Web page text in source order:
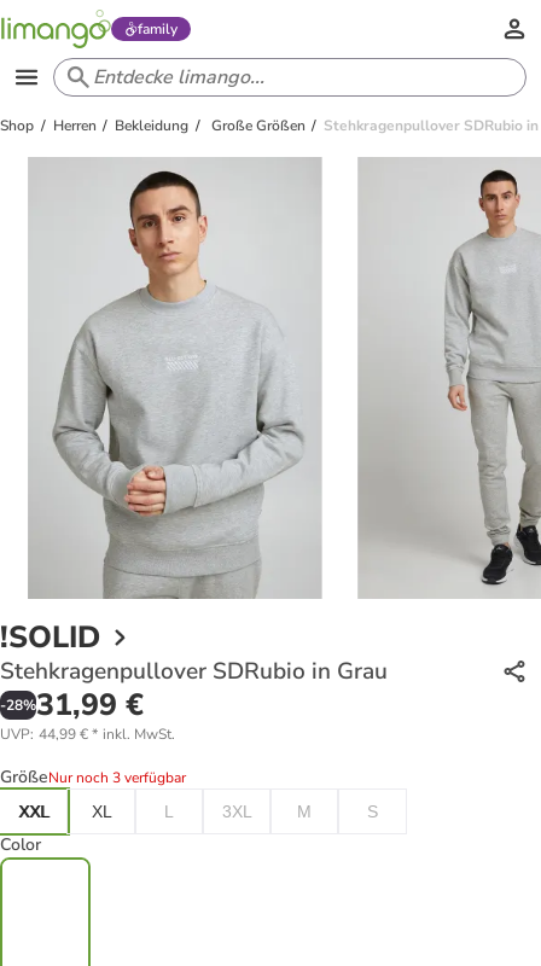
family
Shop Herren Bekleidung Große Größen Stehkragenpullover SDRubio
!SOLID
Stehkragenpullover SDRubio in Grau
-28%31,99 €
UVP: 44,99 €* inkl. MwSt.
GrößeNur noch 3 verfügbar
XXL
XL L 3XL M S
Color